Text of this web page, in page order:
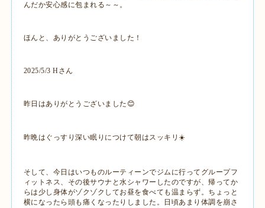
んだか安心感に包まれる～～。
ほんと、ありがとうございました！
2025/5/3 Hさん
昨日はありがとうございました😊
昨晩はぐっすり深い眠りにつけて朝はスッキリ☀️
そして、今日はいつものルーティーンでジムに行ってグループフ
ィットネス、その後サウナと水シャワーしたのですが、帰ってか
らは少し身体がゾクゾクしてお昼を食べても温まらず。ちょっと
横になったら頭も痛くなったりしました。日頃あまり体調を崩さ